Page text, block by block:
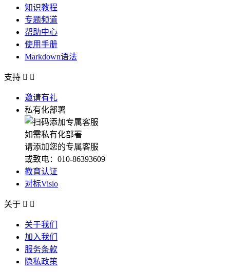
知识教程
专题频道
帮助中心
使用手册
Markdown语法
支持  
邀请有礼
私有化部署
如需私有化部署
请添加您的专属客服
或致电：010-86393609
教育认证
对标Visio
关于  
关于我们
加入我们
服务条款
隐私政策